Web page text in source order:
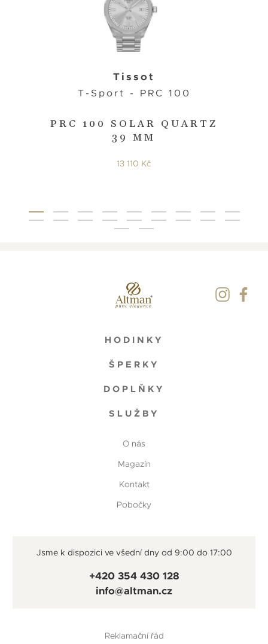
PRC 100 SOLAR QUARTZ
39 MM
Tissot
T-Sport - PRC 100
13 110 Kč
HODINKY
ŠPERKY
DOPLŇKY
SLUŽBY
O nás
Magazín
Kontakt
Pobočky
Jsme k dispozici ve všední dny od 9:00 do 17:00
+420 354 430 128
info@altman.cz
Reklamační řád